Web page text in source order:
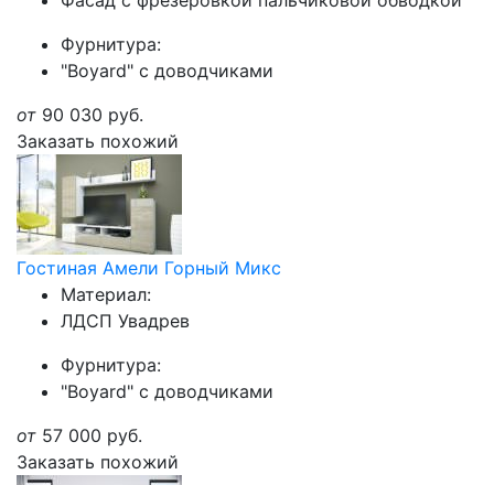
Фурнитура:
"Boyard" с доводчиками
от 90 030 руб.
Заказать похожий
Гостиная Амели Горный Микс
Материал:
ЛДСП Увадрев
Фурнитура:
"Boyard" с доводчиками
от 57 000 руб.
Заказать похожий